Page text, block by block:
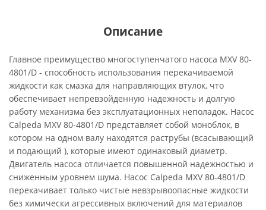
Описание
Главное преимущество многоступенчатого насоса MXV 80-
4801/D - способность использования перекачиваемой
жидкости как смазка для направляющих втулок, что
обеспечивает непревзойденную надежность и долгую
работу механизма без эксплуатационных неполадок. Насос
Calpeda MXV 80-4801/D представляет собой моноблок, в
котором на одном валу находятся раструбы (всасывающий
и подающий ), которые имеют одинаковый диаметр.
Двигатель насоса отличается повышенной надежностью и
сниженным уровнем шума. Насос Calpeda MXV 80-4801/D
перекачивает только чистые невзрывоопасные жидкости
без химически агрессивных включений для материалов